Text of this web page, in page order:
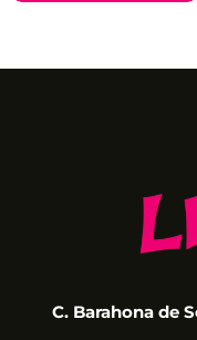
C. Barahona de